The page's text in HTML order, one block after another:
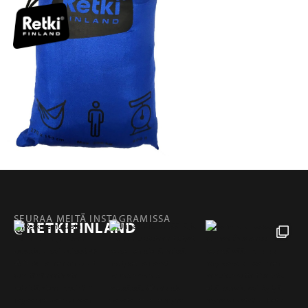
SEURAA MEITÄ INSTAGRAMISSA
@RETKIFINLAND